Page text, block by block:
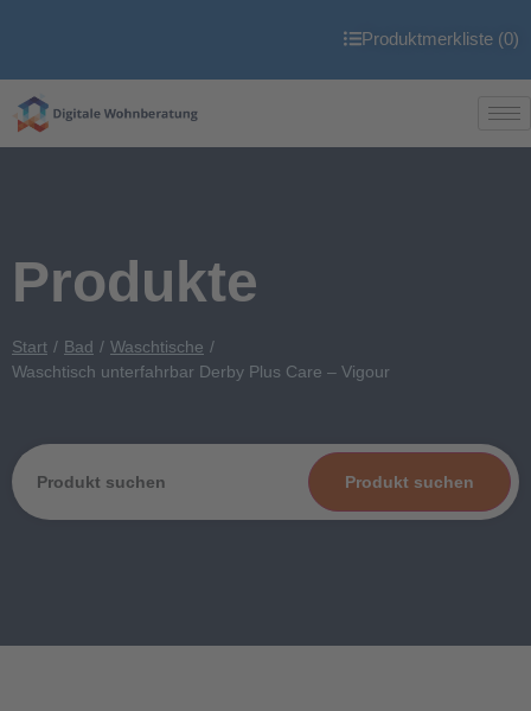
Produktmerkliste (0)
Produkte
Start Bad
Waschtische
Waschtisch unterfahrbar Derby Plus Care – Vigour
Produkt suchen